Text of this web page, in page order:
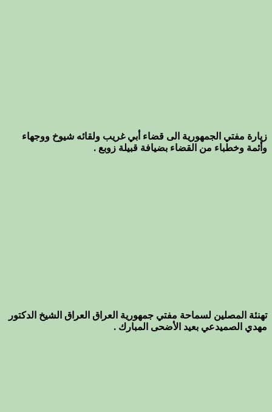
زيارة مفتي الجمهورية الى قضاء أبي غريب ولقائه شيوخ ووجهاء
وأئمة وخطباء من القضاء بضيافة قبيلة زوبع .
تهنئة المصلين لسماحة مفتي جمهورية العراق العراق الشيخ الدكتور
مهدي الصميدعي بعيد الأضحى المبارك .